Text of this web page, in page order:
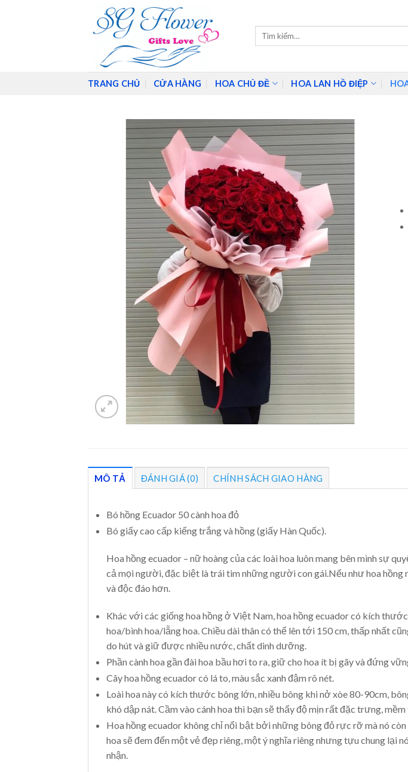
Tìm
TRANG CHỦ CỬA HÀNG HOA CHỦ ĐỀ HOA LAN HỒ ĐIỆP
MÔ TẢ ĐÁNH GIÁ (0) CHÍNH SÁCH GIAO HÀNG
Bó hồng Ecuador 50 cành hoa đỏ
Bó giấy cao cấp kiếng trắng và hồng (giấy Hàn Quốc).
Hoa hồng ecuador – nữ hoàng của các loài hoa luôn mang bên mình sự
cả mọi người, đặc biệt là trái tim những người con gái.Nếu như hoa hồng
và độc đáo hơn.
Khác với các giống hoa hồng ở Việt Nam, hoa hồng ecuador có kích
hoa/bình hoa/lẵng hoa. Chiều dài thân có thể lên tới 150 cm, thấp nhất
do hút và giữ được nhiều nước, chất dinh dưỡng.
Phần cành hoa gần đài hoa bầu hơi to ra, giữ cho hoa ít bị gãy và đứng
Cây hoa hồng ecuador có lá to, màu sắc xanh đậm rõ nét.
Loài hoa này có kích thước bông lớn, nhiều bông khi nở xòe 80-90cm,
khó dập nát. Cầm vào cánh hoa thì bạn sẽ thấy độ mịn rất đặc trưng,
Hoa hồng ecuador không chỉ nổi bật bởi những bông đỏ rực rỡ mà nó
hoa sẽ đem đến một vẻ đẹp riêng, một ý nghĩa riêng nhưng tựu chung
nhận.